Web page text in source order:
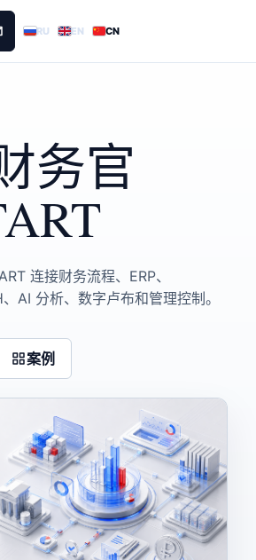
RU EN CN
务官
连接财务流程、ERP、
AI 分析、数字卢布和管理控制。
案例